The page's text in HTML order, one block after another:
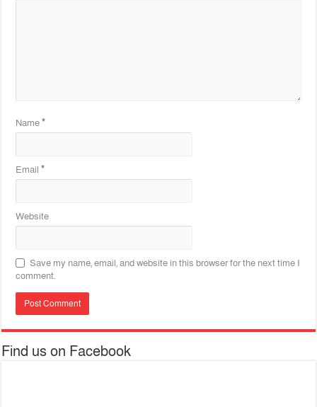
Name*
Email*
Website
Save my name, email, and website in this browser for the next time I
comment.
Find us on Facebook